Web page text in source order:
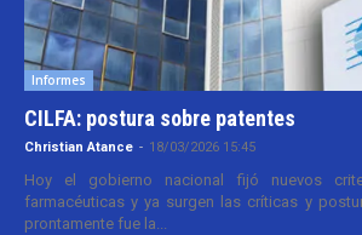
Informes
CILFA: postura sobre patentes
Christian Atance - 18/03/2026 15:45
Hoy el gobierno nacional fijó nuevos
farmacéuticas y ya surgen las críticas y
prontamente fue la...